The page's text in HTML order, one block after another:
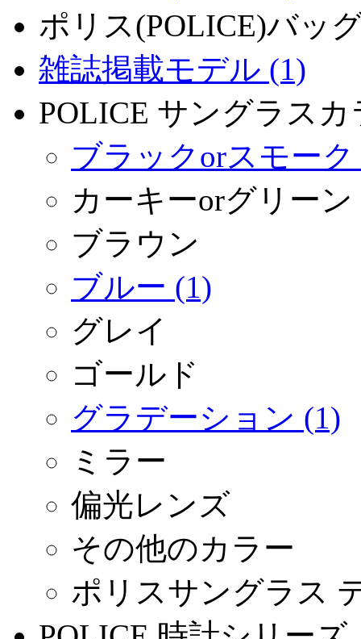
ポリス(POLICE)バッ
雑誌掲載モデル (1)
POLICE サングラスカ
ブラックorスモーク
カーキーorグリーン
ブラウン
ブルー (1)
グレイ
ゴールド
グラデーション (1)
ミラー
偏光レンズ
その他のカラー
ポリスサングラス